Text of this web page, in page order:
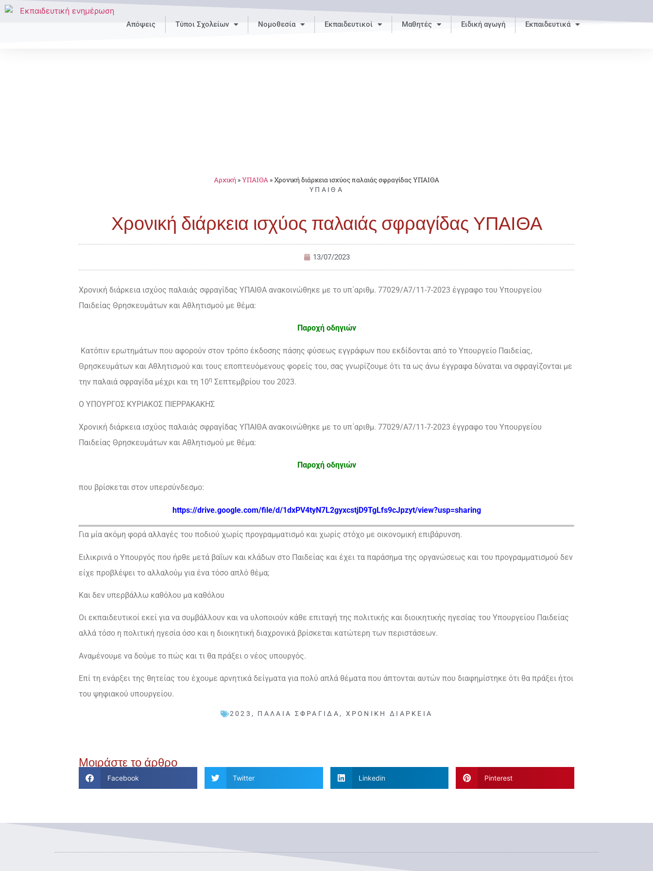
Απόψεις Τύποι Σχολείων Νομοθεσία Εκπαιδευτικοί Μαθητές Ειδική αγωγή Εκπαιδευτικά
Αρχική »ΥΠΑΙΘΑ »Χρονική διάρκεια ισχύος παλαιάς σφραγίδας ΥΠΑΙΘΑ
ΥΠΑΙΘΑ
Χρονική διάρκεια ισχύος παλαιάς σφραγίδας ΥΠΑΙΘΑ
13/07/2023
Χρονική διάρκεια ισχύος παλαιάς σφραγίδας ΥΠΑΙΘΑ ανακοινώθηκε με το υπ΄αριθμ. 77029/Α7/11-7-2023 έγγραφο του Υπουργείου
Παιδείας Θρησκευμάτων και Αθλητισμού με θέμα:
Παροχή οδηγιών
Κατόπιν ερωτημάτων που αφορούν στον τρόπο έκδοσης πάσης φύσεως εγγράφων που εκδίδονται από το Υπουργείο Παιδείας,
Θρησκευμάτων και Αθλητισμού και τους εποπτευόμενους φορείς του, σας γνωρίζουμε ότι τα ως άνω έγγραφα δύναται να σφραγίζονται με
την παλαιά σφραγίδα μέχρι και τη 10η Σεπτεμβρίου του 2023.
Ο ΥΠΟΥΡΓΟΣ ΚΥΡΙΑΚΟΣ ΠΙΕΡΡΑΚΑΚΗΣ
Χρονική διάρκεια ισχύος παλαιάς σφραγίδας ΥΠΑΙΘΑ ανακοινώθηκε με το υπ΄αριθμ. 77029/Α7/11-7-2023 έγγραφο του Υπουργείου
Παιδείας Θρησκευμάτων και Αθλητισμού με θέμα:
Παροχή οδηγιών
που βρίσκεται στον υπερσύνδεσμο:
https://drive.google.com/file/d/1dxPV4tyN7L2gyxcstjD9TgLfs9cJpzyt/view?usp=sharing
Για μία ακόμη φορά αλλαγές του ποδιού χωρίς προγραμματισμό και χωρίς στόχο με οικονομική επιβάρυνση.
Ειλικρινά ο Υπουργός που ήρθε μετά βαΐων και κλάδων στο Παιδείας και έχει τα παράσημα της οργανώσεως και του προγραμματισμού δεν
είχε προβλέψει το αλλαλούμ για ένα τόσο απλό θέμα;
Και δεν υπερβάλλω καθόλου μα καθόλου
Οι εκπαιδευτικοί εκεί για να συμβάλλουν και να υλοποιούν κάθε επιταγή της πολιτικής και διοικητικής ηγεσίας του Υπουργείου Παιδείας
αλλά τόσο η πολιτική ηγεσία όσο και η διοικητική διαχρονικά βρίσκεται κατώτερη των περιστάσεων.
Αναμένουμε να δούμε το πώς και τι θα πράξει ο νέος υπουργός.
Επί τη ενάρξει της θητείας του έχουμε αρνητικά δείγματα για πολύ απλά θέματα που άπτονται αυτών που διαφημίστηκε ότι θα πράξει ήτοι
του ψηφιακού υπουργείου.
2023 , ΠΑΛΑΙΆ ΣΦΡΑΓΊΔΑ, ΧΡΟΝΙΚΉ ΔΙΆΡΚΕΙΑ
Μοιράστε το άρθρο
Facebook Twitter Linkedin Pinterest